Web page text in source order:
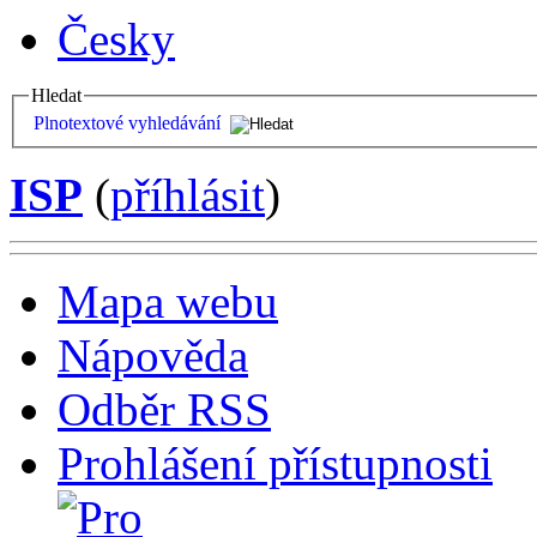
Česky
Hledat
Plnotextové vyhledávání
ISP (příhlásit)
Mapa webu
Nápověda
Odběr RSS
Prohlášení přístupnosti